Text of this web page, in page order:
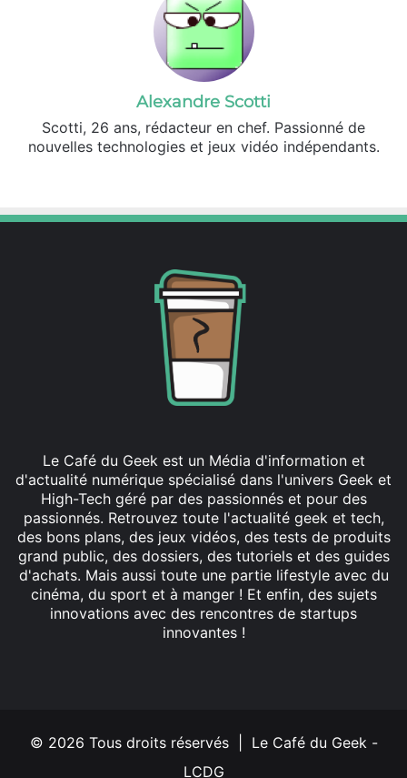
Alexandre Scotti
Scotti, 26 ans, rédacteur en chef. Passionné de
nouvelles technologies et jeux vidéo indépendants.
Le Café du Geek est un Média d'information et
d'actualité numérique spécialisé dans l'univers Geek et
High-Tech géré par des passionnés et pour des
passionnés. Retrouvez toute l'actualité geek et tech,
des bons plans, des jeux vidéos, des tests de produits
grand public, des dossiers, des tutoriels et des guides
d'achats. Mais aussi toute une partie lifestyle avec du
cinéma, du sport et à manger ! Et enfin, des sujets
innovations avec des rencontres de startups
innovantes !
© 2026 Tous droits réservés | Le Café du Geek -
LCDG